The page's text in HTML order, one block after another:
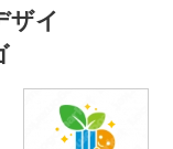
ザイ